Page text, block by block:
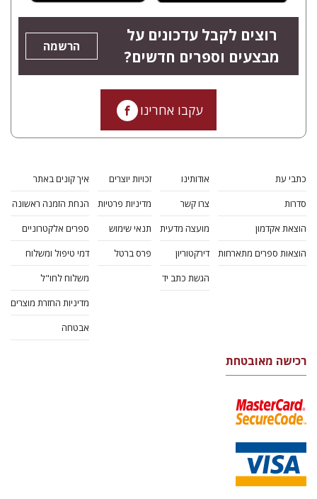
רוצים לקבל עדכונים על
מבצעים וספרים חדשים?
הרשמה
עקבו אחרינו
כתבי עת
סדרות
הוצאת אקדמון
הוצאות ספרים מתארחות
אודותינו
צרו קשר
מועצה מדעית
דירקטוריון
הגשת כתב יד
זכויות יוצרים
מדיניות פרטיות
תנאי שימוש
פרס ברטל
איך קונים באתר
הנחת הזמנה ראשונה
ספרים אלקטרוניים
דמי טיפול ומשלוח
משלוח לחו"ל
מדיניות החזרת מוצרים
אבטחה
רכישה מאובטחת